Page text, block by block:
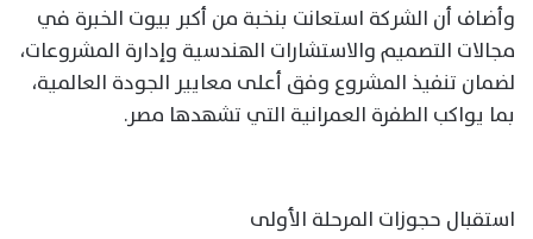
وأضاف أن الشركة استعانت بنخبة من أكبر بيوت الخبرة في
مجالات التصميم والاستشارات الهندسية وإدارة المشروعات،
لضمان تنفيذ المشروع وفق أعلى معايير الجودة العالمية،
بما يواكب الطفرة العمرانية التي تشهدها مصر.
استقبال حجوزات المرحلة الأولى